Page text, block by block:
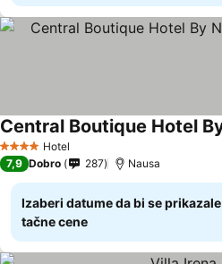
4 ZvezdiceHotel
7,9 Dobro 287 Nausa
Izaberi datume da bi se prikazale
tačne cene